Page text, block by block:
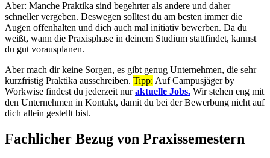
Aber: Manche Praktika sind begehrter als andere und daher
schneller vergeben. Deswegen solltest du am besten immer die
Augen offenhalten und dich auch mal initiativ bewerben. Da du
weißt, wann die Praxisphase in deinem Studium stattfindet, kannst
du gut vorausplanen.
Aber mach dir keine Sorgen, es gibt genug Unternehmen, die sehr
kurzfristig Praktika ausschreiben. Tipp: Auf Campusjäger by
Workwise findest du jederzeit nuraktuelle Jobs. Wir stehen eng mit
den Unternehmen in Kontakt, damit du bei der Bewerbung nicht auf
dich allein gestellt bist.
Fachlicher Bezug von Praxissemestern